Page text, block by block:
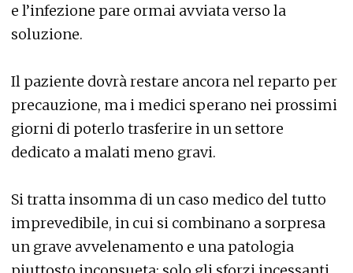
e l’infezione pare ormai avviata verso la
soluzione.
Il paziente dovrà restare ancora nel reparto per
precauzione, ma i medici sperano nei prossimi
giorni di poterlo trasferire in un settore
dedicato a malati meno gravi.
Si tratta insomma di un caso medico del tutto
imprevedibile, in cui si combinano a sorpresa
un grave avvelenamento e una patologia